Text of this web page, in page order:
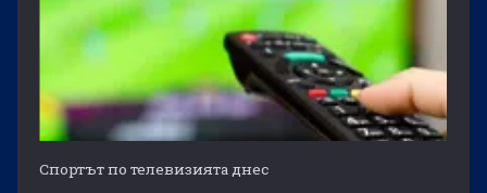
Спортът по телевизията днес